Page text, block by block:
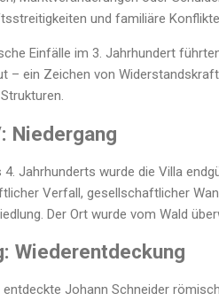
und familiäre
Einfälle im 3. Jahrhundert
– ein Zeichen von
Niedergang
4. Jahrhunderts wurde die Villa
Verfall, gesellschaftlicher
Der Ort wurde vom Wald
Wiederentdeckung
entdeckte Johann Schneider